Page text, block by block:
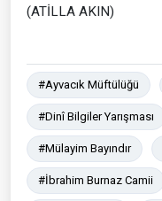
(ATİLLA AKIN)
#Ayvacık Müftülüğü
#Dinî Bilgiler Yarışması
#Mülayim Bayındır
#İbrahim Burnaz Camii